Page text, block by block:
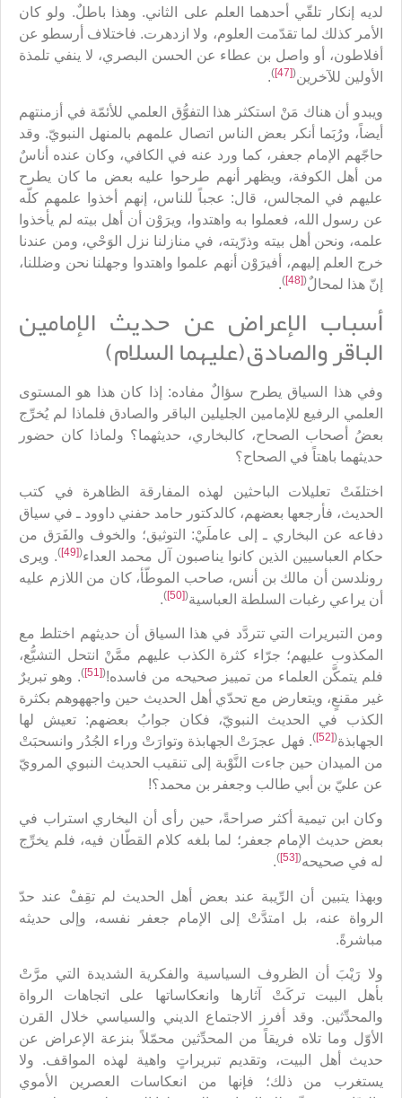
لديه إنكار تلقّي أحدهما العلم على الثاني. وهذا باطلٌ. ولو كان
الأمر كذلك لما تقدّمت العلوم، ولا ازدهرت. فاختلاف أرسطو عن
أفلاطون، أو واصل بن عطاء عن الحسن البصري، لا ينفي تلمذة
الأولين للآخرين(
[47]
)
.
ويبدو أن هناك مَنْ استكثر هذا التفوُّق العلمي للأئمّة في أزمنتهم
أيضاً، ورُبَما أنكر بعض الناس اتصال علمهم بالمنهل النبويّ. وقد
حاجّهم الإمام جعفر، كما ورد عنه في الكافي، وكان عنده أناسٌ
من أهل الكوفة، ويظهر أنهم طرحوا عليه بعض ما كان يطرح
عليهم في المجالس، قال: عجباً للناس، إنهم أخذوا علمهم كلّه
عن رسول الله، فعملوا به واهتدوا، ويرَوْن أن أهل بيته لم يأخذوا
علمه، ونحن أهل بيته وذرّيته، في منازلنا نزل الوَحْي، ومن عندنا
خرج العلم إليهم، أفيرَوْن أنهم علموا واهتدوا وجهلنا نحن وضللنا،
إنّ هذا لمحالٌ(
[48]
)
.
أسباب الإعراض عن حديث الإمامين
الباقر والصادق(عليهما السلام)
وفي هذا السياق يطرح سؤالٌ مفاده: إذا كان هذا هو المستوى
العلمي الرفيع للإمامين الجليلين الباقر والصادق فلماذا لم يُخرِّج
بعضُ أصحاب الصحاح، كالبخاري، حديثهما؟ ولماذا كان حضور
حديثهما باهتاً في الصحاح؟
اختلفَتْ تعليلات الباحثين لهذه المفارقة الظاهرة في كتب
الحديث، فأرجعها بعضهم، كالدكتور حامد حفني داوود ـ في سياق
دفاعه عن البخاري ـ إلى عاملَيْ: التوثيق؛ والخوف والفَرَق من
حكام العباسيين الذين كانوا يناصبون آل محمد العداء(
[49]
). ويرى
رونلدسن أن مالك بن أنس، صاحب الموطّأ، كان من اللازم عليه
أن يراعي رغبات السلطة العباسية(
[50]
)
.
ومن التبريرات التي تتردَّد في هذا السياق أن حديثهم اختلط مع
المكذوب عليهم؛ جرّاء كثرة الكذب عليهم ممَّنْ انتحل التشيُّع،
فلم يتمكَّن العلماء من تمييز صحيحه من فاسده!(
[51]
). وهو تبريرٌ
غير مقنعٍ، ويتعارض مع تحدّي أهل الحديث حين واجههوهم بكثرة
الكذب في الحديث النبويّ، فكان جوابُ بعضهم: تعيش لها
الجهابذة(
[52]
). فهل عجزَتْ الجهابذة وتوارَتْ وراء الجُدُر وانسحبَتْ
من الميدان حين جاءت النَّوْبة إلى تنقيب الحديث النبوي المرويّ
عن عليّ بن أبي طالب وجعفر بن محمد؟!
وكان ابن تيمية أكثر صراحةً، حين رأى أن البخاري استراب في
بعض حديث الإمام جعفر؛ لما بلغه كلام القطّان فيه، فلم يخرِّج
له في صحيحه(
[53]
)
.
وبهذا يتبين أن الرِّيبة عند بعض أهل الحديث لم تقِفْ عند حدّ
الرواة عنه، بل امتدَّتْ إلى الإمام جعفر نفسه، وإلى حديثه
مباشرةً.
ولا رَيْبَ أن الظروف السياسية والفكرية الشديدة التي مرَّتْ
بأهل البيت تركَتْ آثارها وانعكاساتها على اتجاهات الرواة
والمحدِّثين. وقد أفرز الاجتماع الديني والسياسي خلال القرن
الأوّل وما تلاه فريقاً من المحدِّثين محمّلاً بنزعة الإعراض عن
حديث أهل البيت، وتقديم تبريراتٍ واهية لهذه المواقف. ولا
يستغرب من ذلك؛ فإنها من انعكاسات العصرين الأموي